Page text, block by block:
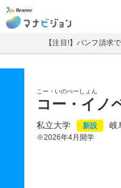
マナビジョン
【注目!】パンフ請求
こー・いのべーしょん
コー・イノ
私立大学 新設 岐
※2026年4月開学